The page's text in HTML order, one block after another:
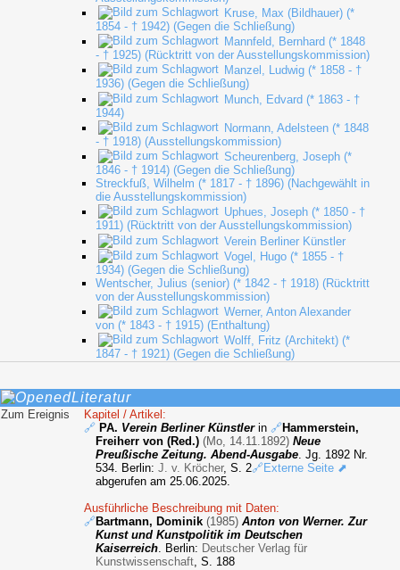
Kruse, Max (Bildhauer) (*
1854 - † 1942) (Gegen die Schließung)
Mannfeld, Bernhard (* 1848
- † 1925) (Rücktritt von der Ausstellungskommission)
Manzel, Ludwig (* 1858 - †
1936) (Gegen die Schließung)
Munch, Edvard (* 1863 - †
1944)
Normann, Adelsteen (* 1848
- † 1918) (Ausstellungskommission)
Scheurenberg, Joseph (*
1846 - † 1914) (Gegen die Schließung)
Streckfuß, Wilhelm (* 1817 - † 1896) (Nachgewählt in
die Ausstellungskommission)
Uphues, Joseph (* 1850 - †
1911) (Rücktritt von der Ausstellungskommission)
Verein Berliner Künstler
Vogel, Hugo (* 1855 - †
1934) (Gegen die Schließung)
Wentscher, Julius (senior) (* 1842 - † 1918) (Rücktritt
von der Ausstellungskommission)
Werner, Anton Alexander
von (* 1843 - † 1915) (Enthaltung)
Wolff, Fritz (Architekt) (*
1847 - † 1921) (Gegen die Schließung)
Literatur
Zum Ereignis
Kapitel / Artikel:
🔗 PA. Verein Berliner Künstlerin🔗Hammerstein,
Freiherr von (Red.) (Mo, 14.11.1892) Neue
Preußische Zeitung. Abend-Ausgabe. Jg. 1892 Nr.
534. Berlin:J. v. Kröcher, S. 2🔗Externe Seite ⬈
abgerufen am 25.06.2025.
Ausführliche Beschreibung mit Daten:
🔗Bartmann, Dominik (1985) Anton von Werner. Zur
Kunst und Kunstpolitik im Deutschen
Kaiserreich. Berlin: Deutscher Verlag für
Kunstwissenschaft, S. 188